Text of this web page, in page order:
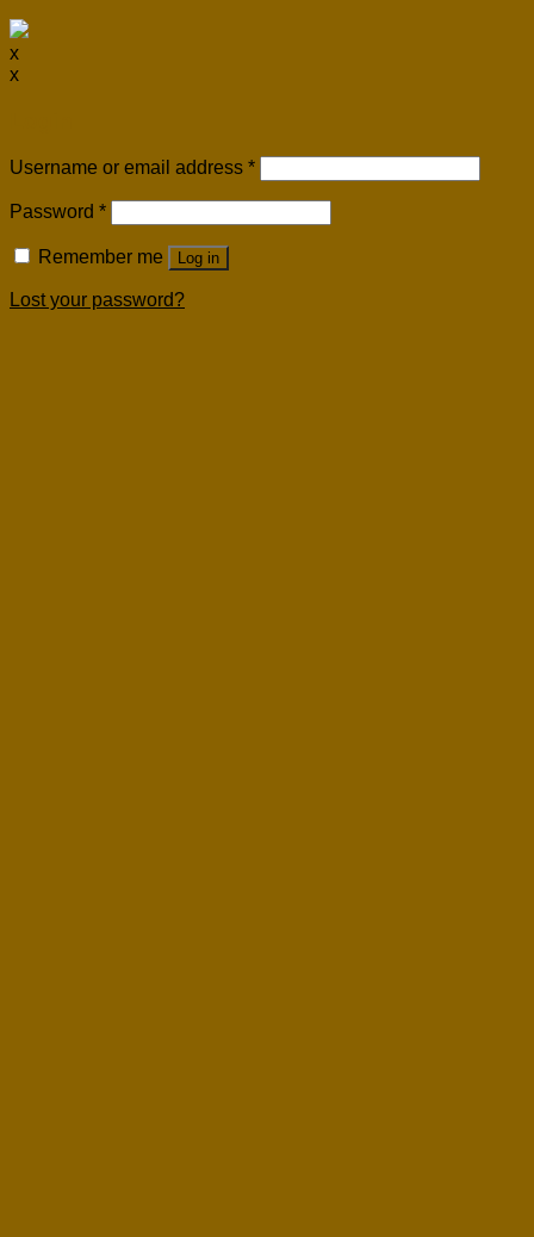
x
x
Username or email address *
Password *
Remember me Log in
Lost your password?